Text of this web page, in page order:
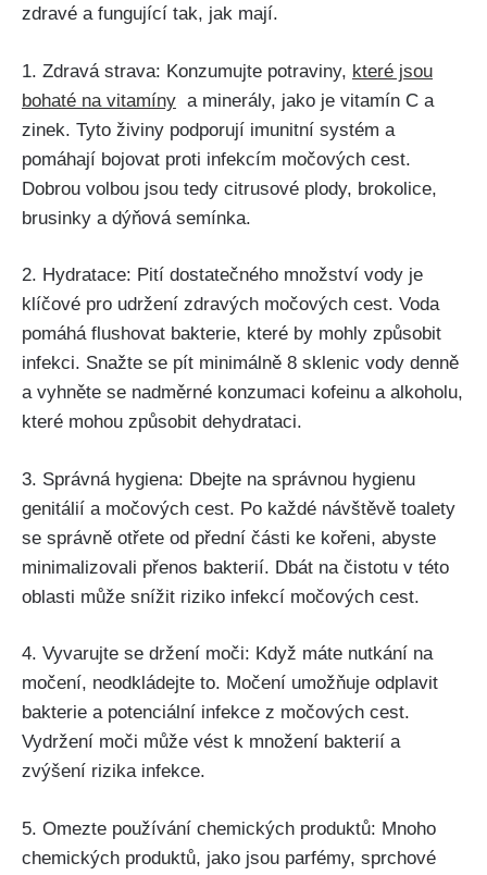
zdravé a ⁤fungující‍ tak, jak mají.
1. Zdravá strava: Konzumujte potraviny, které⁣ jsou
bohaté na vitamíny ⁢ a minerály, ⁢jako je ​vitamín C a⁣
zinek. Tyto živiny podporují imunitní systém a
⁢pomáhají bojovat proti infekcím močových‌ cest.
Dobrou ⁣volbou ‍jsou tedy citrusové plody, brokolice,
brusinky a dýňová ⁤semínka.
2. Hydratace:⁤ Pití dostatečného množství ‍vody je
klíčové pro‍ udržení zdravých močových ​cest. Voda⁤
pomáhá flushovat bakterie, které ⁢by mohly⁢ způsobit
‍infekci. ​Snažte‌ se pít minimálně 8⁤ sklenic vody denně
a vyhněte⁤ se nadměrné konzumaci kofeinu a alkoholu,
které mohou způsobit dehydrataci.
3. Správná hygiena:⁢ Dbejte na‍ správnou hygienu
genitálií a močových cest. Po každé návštěvě toalety
se správně otřete od ⁤přední části ke kořeni, abyste
minimalizovali​ přenos ⁣bakterií. ⁢Dbát ⁤na⁤ čistotu⁣ v této
oblasti může snížit riziko infekcí močových cest.
4. Vyvarujte se⁣ držení moči: Když máte⁢ nutkání‌ na
močení, neodkládejte to.‌ Močení umožňuje ⁢odplavit
bakterie a potenciální ⁤infekce z ⁤močových cest.
⁣Vydržení moči​ může vést​ k množení‍ bakterií a
zvýšení rizika infekce.
5. Omezte používání chemických produktů: Mnoho
chemických produktů, jako⁤ jsou parfémy, sprchové⁤